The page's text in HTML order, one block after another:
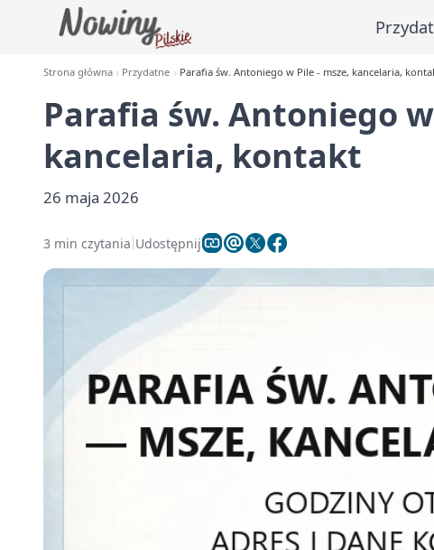
Strona główna Przydatne Parafia św. Antoniego w Pile - msze, kancelaria,
Parafia św. Antoniego
kancelaria, kontakt
26 maja 2026
3 min czytania Udostępnij